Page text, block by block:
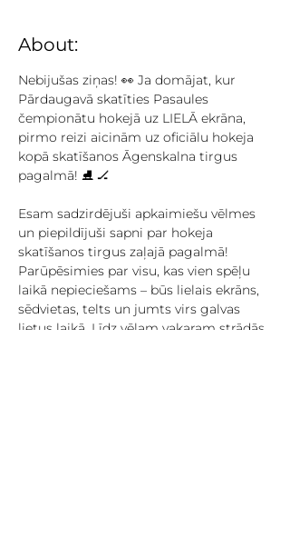
About:
Nebijušas ziņas! 👀 Ja domājat, kur
Pārdaugavā skatīties Pasaules
čempionātu hokejā uz LIELĀ ekrāna,
pirmo reizi aicinām uz oficiālu hokeja
kopā skatīšanos Āgenskalna tirgus
pagalmā! ⛸️ 🏒
Esam sadzirdējuši apkaimiešu vēlmes
un piepildījuši sapni par hokeja
skatīšanos tirgus zaļajā pagalmā!
Parūpēsimies par visu, kas vien spēļu
laikā nepieciešams – būs lielais ekrāns,
sēdvietas, telts un jumts virs galvas
lietus laikā. Līdz vēlam vakaram strādās